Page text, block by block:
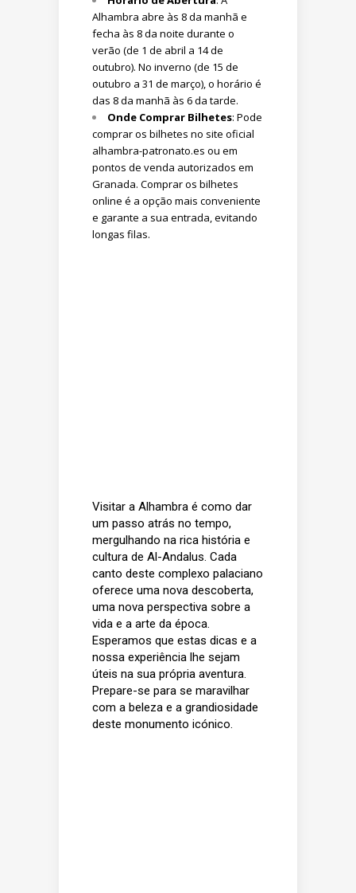
Alhambra abre às 8 da manhã e
fecha às 8 da noite durante o
verão (de 1 de abril a 14 de
outubro). No inverno (de 15 de
outubro a 31 de março), o horário é
das 8 da manhã às 6 da tarde.
Onde Comprar Bilhetes: Pode
comprar os bilhetes no site oficial
alhambra-patronato.es ou em
pontos de venda autorizados em
Granada. Comprar os bilhetes
online é a opção mais conveniente
e garante a sua entrada, evitando
longas filas.
Visitar a Alhambra é como dar
um passo atrás no tempo,
mergulhando na rica história e
cultura de Al-Andalus. Cada
canto deste complexo palaciano
oferece uma nova descoberta,
uma nova perspectiva sobre a
vida e a arte da época.
Esperamos que estas dicas e a
nossa experiência lhe sejam
úteis na sua própria aventura.
Prepare-se para se maravilhar
com a beleza e a grandiosidade
deste monumento icónico.